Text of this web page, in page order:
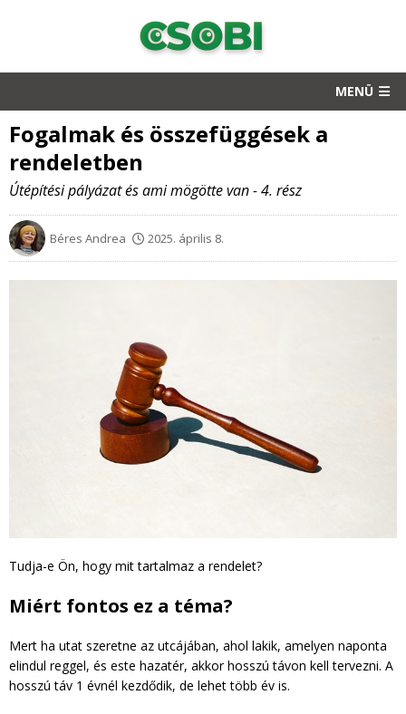
MENÜ
Fogalmak és összefüggések a
rendeletben
Útépítési pályázat és ami mögötte van - 4. rész
Béres Andrea 2025. április 8.
Tudja-e Ön, hogy mit tartalmaz a rendelet?
Miért fontos ez a téma?
Mert ha utat szeretne az utcájában, ahol lakik, amelyen naponta
elindul reggel, és este hazatér, akkor hosszú távon kell tervezni. A
hosszú táv 1 évnél kezdődik, de lehet több év is.